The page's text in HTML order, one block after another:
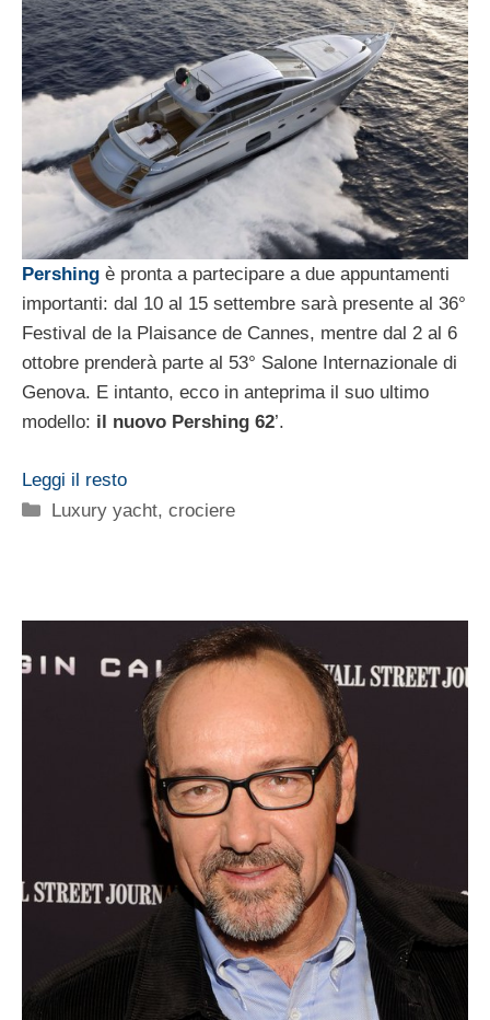
Pershing è pronta a partecipare a due appuntamenti
importanti: dal 10 al 15 settembre sarà presente al 36°
Festival de la Plaisance de Cannes, mentre dal 2 al 6
ottobre prenderà parte al 53° Salone Internazionale di
Genova. E intanto, ecco in anteprima il suo ultimo
modello: il nuovo Pershing 62’.
Leggi il resto
Categorie
Luxury yacht, crociere